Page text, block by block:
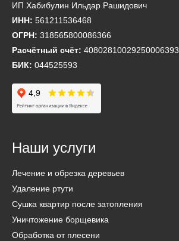
ИП Хабибулин Ильдар Рашидович
ИНН: 561211536468
ОГРН: 318565800086366
Расчётный счёт: 40802810029250006393
БИК: 044525593
Наши услуги
Лечение и обрезка деревьев
Удаление ртути
Сушка квартир после затопления
Уничтожение борщевика
Обработка от плесени